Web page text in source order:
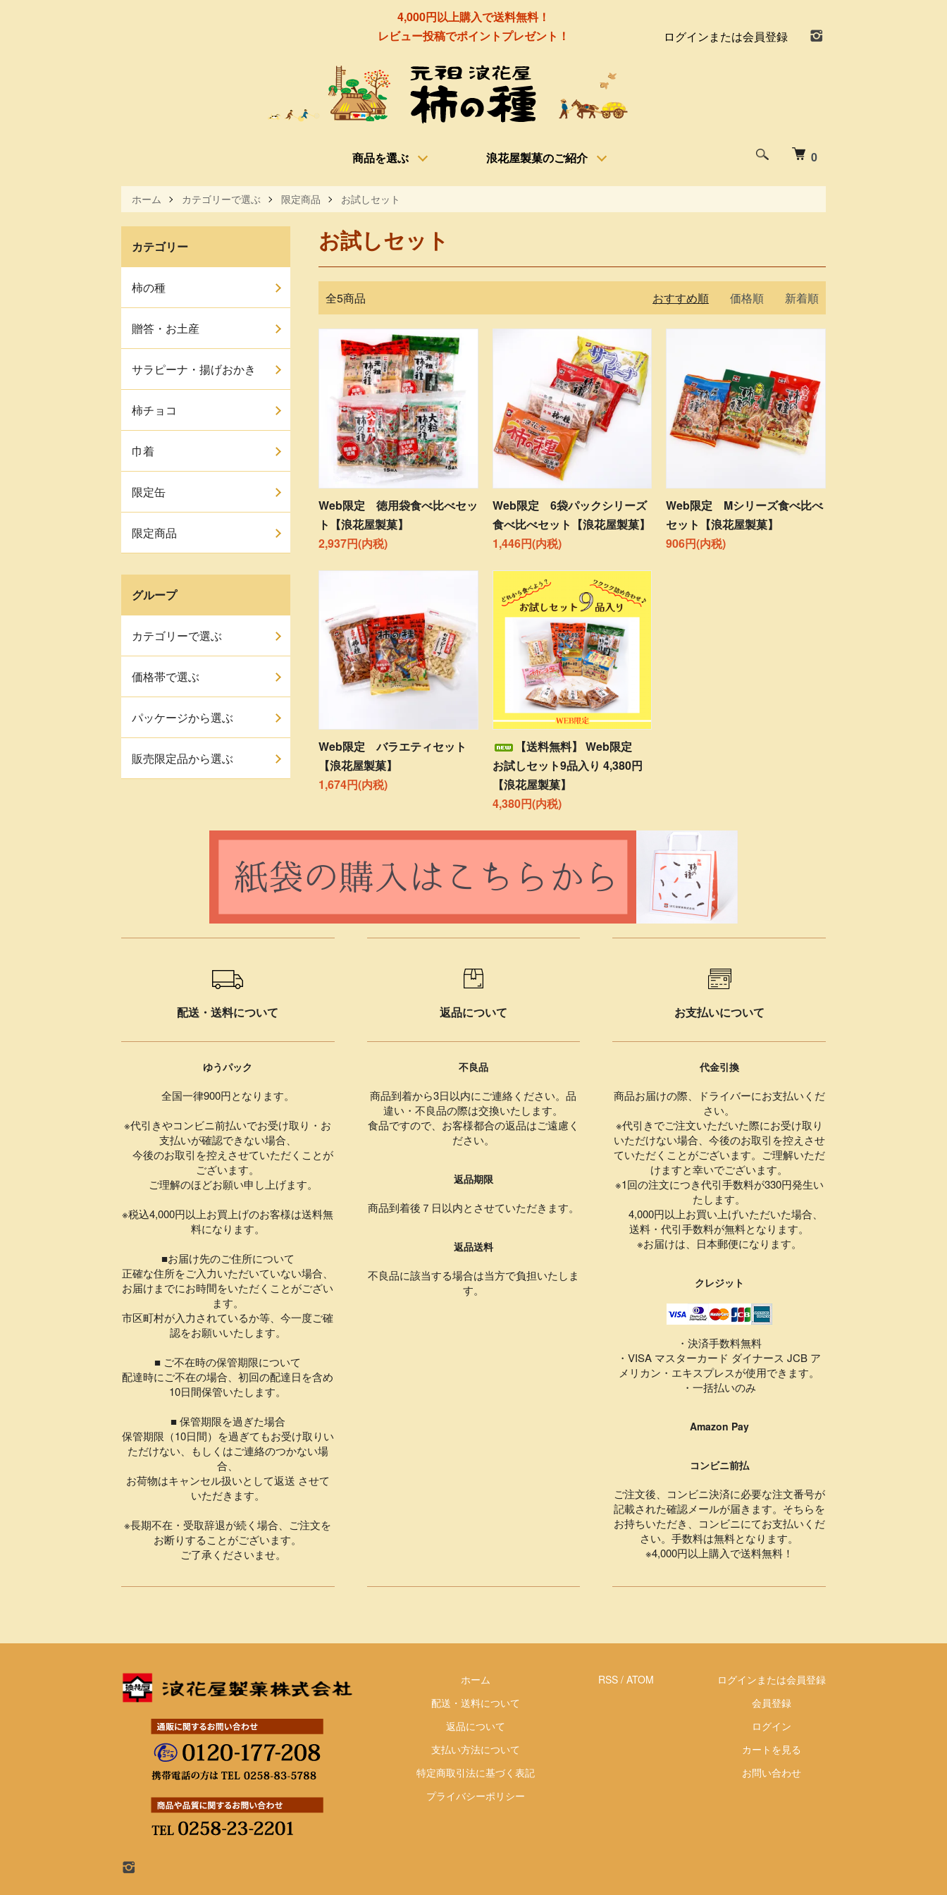
4,000円以上購入で送料無料！
レビュー投稿でポイントプレゼント！
0
商品を選ぶ 浪花屋製菓のご紹介
ログインまたは会員登録
ホーム カテゴリーで選ぶ 限定商品 お試しセット
お試しセット
全5商品 おすすめ順 価格順 新着順
Web限定 徳用袋食べ比べセッ
ト【浪花屋製菓】
2,937円(内税)
Web限定 6袋パックシリーズ
食べ比べセット【浪花屋製菓】
1,446円(内税)
Web限定 Mシリーズ食べ比べ
セット【浪花屋製菓】
906円(内税)
Web限定 バラエティセット
【浪花屋製菓】
1,674円(内税)
【送料無料】 Web限定
お試しセット9品入り 4,380円
【浪花屋製菓】
4,380円(内税)
カテゴリー
柿の種
贈答・お土産
サラピーナ・揚げおかき
柿チョコ
巾着
限定缶
限定商品
グループ
カテゴリーで選ぶ
価格帯で選ぶ
パッケージから選ぶ
販売限定品から選ぶ
配送・送料について
ゆうパック
全国一律900円となります。
※代引きやコンビニ前払いでお受け取り・お
支払いが確認できない場合、
今後のお取引を控えさせていただくことが
ございます。
ご理解のほどお願い申し上げます。
※税込4,000円以上お買上げのお客様は送料無
料になります。
■お届け先のご住所について
正確な住所をご入力いただいていない場合、
お届けまでにお時間をいただくことがござい
ます。
市区町村が入力されているか等、今一度ご確
認をお願いいたします。
■ ご不在時の保管期限について
配達時にご不在の場合、初回の配達日を含め
10日間保管いたします。
■ 保管期限を過ぎた場合
保管期限（10日間）を過ぎてもお受け取りい
ただけない、もしくはご連絡のつかない場
合、
お荷物はキャンセル扱いとして返送 させて
いただきます。
※長期不在・受取辞退が続く場合、ご注文を
お断りすることがございます。
ご了承くださいませ。
返品について
不良品
商品到着から3日以内にご連絡ください。品
違い・不良品の際は交換いたします。
食品ですので、お客様都合の返品はご遠慮く
ださい。
返品期限
商品到着後７日以内とさせていただきます。
返品送料
不良品に該当する場合は当方で負担いたしま
す。
お支払いについて
代金引換
商品お届けの際、ドライバーにお支払いくだ
さい。
※代引きでご注文いただいた際にお受け取り
いただけない場合、今後のお取引を控えさせ
ていただくことがございます。ご理解いただ
けますと幸いでございます。
※1回の注文につき代引手数料が330円発生い
たします。
4,000円以上お買い上げいただいた場合、
送料・代引手数料が無料となります。
※お届けは、日本郵便になります。
クレジット
・決済手数料無料
・VISA マスターカード ダイナース JCB ア
メリカン・エキスプレスが使用できます。
・一括払いのみ
Amazon Pay
コンビニ前払
ご注文後、コンビニ決済に必要な注文番号が
記載された確認メールが届きます。そちらを
お持ちいただき、コンビニにてお支払いくだ
さい。手数料は無料となります。
※4,000円以上購入で送料無料！
ホーム
配送・送料について
返品について
支払い方法について
特定商取引法に基づく表記
プライバシーポリシー
RSS / ATOM
ログインまたは会員登録
会員登録
ログイン
カートを見る
お問い合わせ